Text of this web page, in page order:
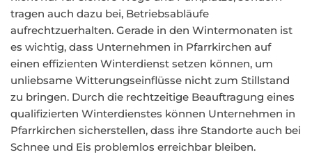
tragen auch dazu bei, Betriebsabläufe
aufrechtzuerhalten. Gerade in den Wintermonaten ist
es wichtig, dass Unternehmen in Pfarrkirchen auf
einen effizienten Winterdienst setzen können, um
unliebsame Witterungseinflüsse nicht zum Stillstand
zu bringen. Durch die rechtzeitige Beauftragung eines
qualifizierten Winterdienstes können Unternehmen in
Pfarrkirchen sicherstellen, dass ihre Standorte auch bei
Schnee und Eis problemlos erreichbar bleiben.